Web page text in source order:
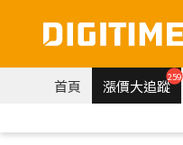
首頁 漲價大追蹤259